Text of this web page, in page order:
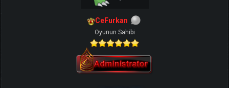
CeFurkan
Oyunun Sahibi